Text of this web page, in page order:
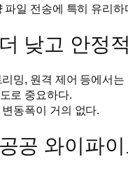
파일 전송에 특히 유리하
낮고 안정
밍, 원격 제어 등에서
로 중요하다.
동폭이 거의 없다.
공 와이파이